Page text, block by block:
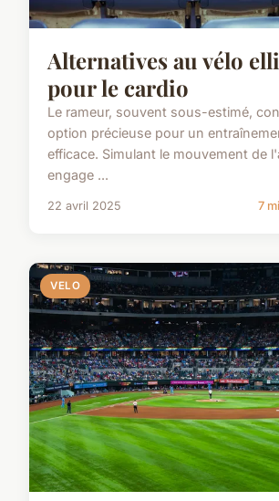
Alternatives au vélo
pour le cardio
Le rameur, souvent sous-estimé,
option précieuse pour un
efficace. Simulant le mouvement de
engage ...
22 avril 2025 7
VELO